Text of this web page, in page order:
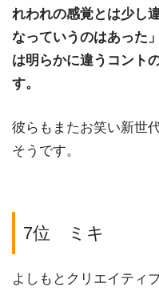
れわれの感覚とは少し
なっていうのはあった
は明らかに違うコント
す。
彼らもまたお笑い新世
そうです。
7位 ミキ
よしもとクリエイティ